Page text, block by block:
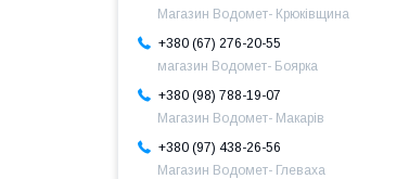
Магазин Водомет- Крюківщина
+380 (67) 276-20-55
магазин Водомет- Боярка
+380 (98) 788-19-07
Магазин Водомет- Макарів
+380 (97) 438-26-56
Магазин Водомет- Глеваха